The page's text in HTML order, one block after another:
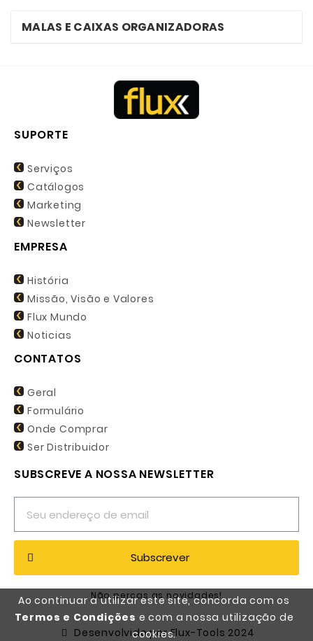
Ao continuar a utilizar este site, concorda com os
Termos e Condições e com a nossa utilização de
cookies.
MALAS E CAIXAS ORGANIZADORAS
SUPORTE
Serviços
Catálogos
Marketing
Newsletter
EMPRESA
História
Missão, Visão e Valores
Flux Mundo
Noticias
CONTATOS
Geral
Formulário
Onde Comprar
Ser Distribuidor
SUBSCREVE A NOSSA NEWSLETTER
Subscrever
Não percas as novidades!
Desenvolvido por Flux-Tools 2024